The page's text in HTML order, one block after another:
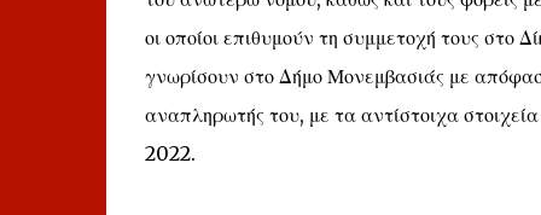
οι οποίοι επιθυμούν τη συμμετοχή τους στο
γνωρίσουν στο Δήμο Μονεμβασιάς με
αναπληρωτής του, με τα αντίστοιχα
2022.